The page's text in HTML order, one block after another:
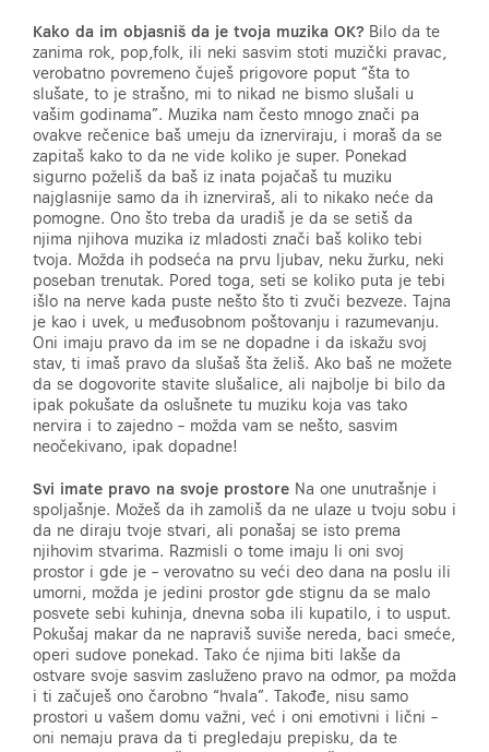
Kako da im objasniš da je tvoja muzika OK? Bilo da te
zanima rok, pop,folk, ili neki sasvim stoti muzički pravac,
verobatno povremeno čuješ prigovore poput “šta to
slušate, to je strašno, mi to nikad ne bismo slušali u
vašim godinama”. Muzika nam često mnogo znači pa
ovakve rečenice baš umeju da iznerviraju, i moraš da se
zapitaš kako to da ne vide koliko je super. Ponekad
sigurno poželiš da baš iz inata pojačaš tu muziku
najglasnije samo da ih iznerviraš, ali to nikako neće da
pomogne. Ono što treba da uradiš je da se setiš da
njima njihova muzika iz mladosti znači baš koliko tebi
tvoja. Možda ih podseća na prvu ljubav, neku žurku, neki
poseban trenutak. Pored toga, seti se koliko puta je tebi
išlo na nerve kada puste nešto što ti zvuči bezveze. Tajna
je kao i uvek, u međusobnom poštovanju i razumevanju.
Oni imaju pravo da im se ne dopadne i da iskažu svoj
stav, ti imaš pravo da slušaš šta želiš. Ako baš ne možete
da se dogovorite stavite slušalice, ali najbolje bi bilo da
ipak pokušate da oslušnete tu muziku koja vas tako
nervira i to zajedno – možda vam se nešto, sasvim
neočekivano, ipak dopadne!
Svi imate pravo na svoje prostore Na one unutrašnje i
spoljašnje. Možeš da ih zamoliš da ne ulaze u tvoju sobu i
da ne diraju tvoje stvari, ali ponašaj se isto prema
njihovim stvarima. Razmisli o tome imaju li oni svoj
prostor i gde je – verovatno su veći deo dana na poslu ili
umorni, možda je jedini prostor gde stignu da se malo
posvete sebi kuhinja, dnevna soba ili kupatilo, i to usput.
Pokušaj makar da ne napraviš suviše nereda, baci smeće,
operi sudove ponekad. Tako će njima biti lakše da
ostvare svoje sasvim zasluženo pravo na odmor, pa možda
i ti začuješ ono čarobno “hvala”. Takođe, nisu samo
prostori u vašem domu važni, već i oni emotivni i lični –
oni nemaju prava da ti pregledaju prepisku, da te